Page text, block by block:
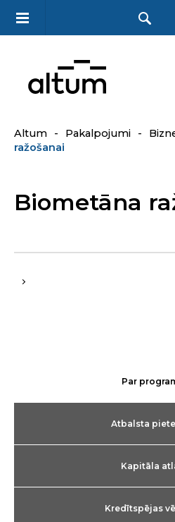
Altum - Pakalpojumi -
ražošanai
Biometāna
Par
Atbalsta
Kapitāla
Kredītspējas